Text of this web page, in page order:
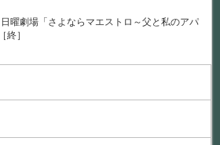
日曜劇場「さよならマエストロ～父と私のアパ
終］